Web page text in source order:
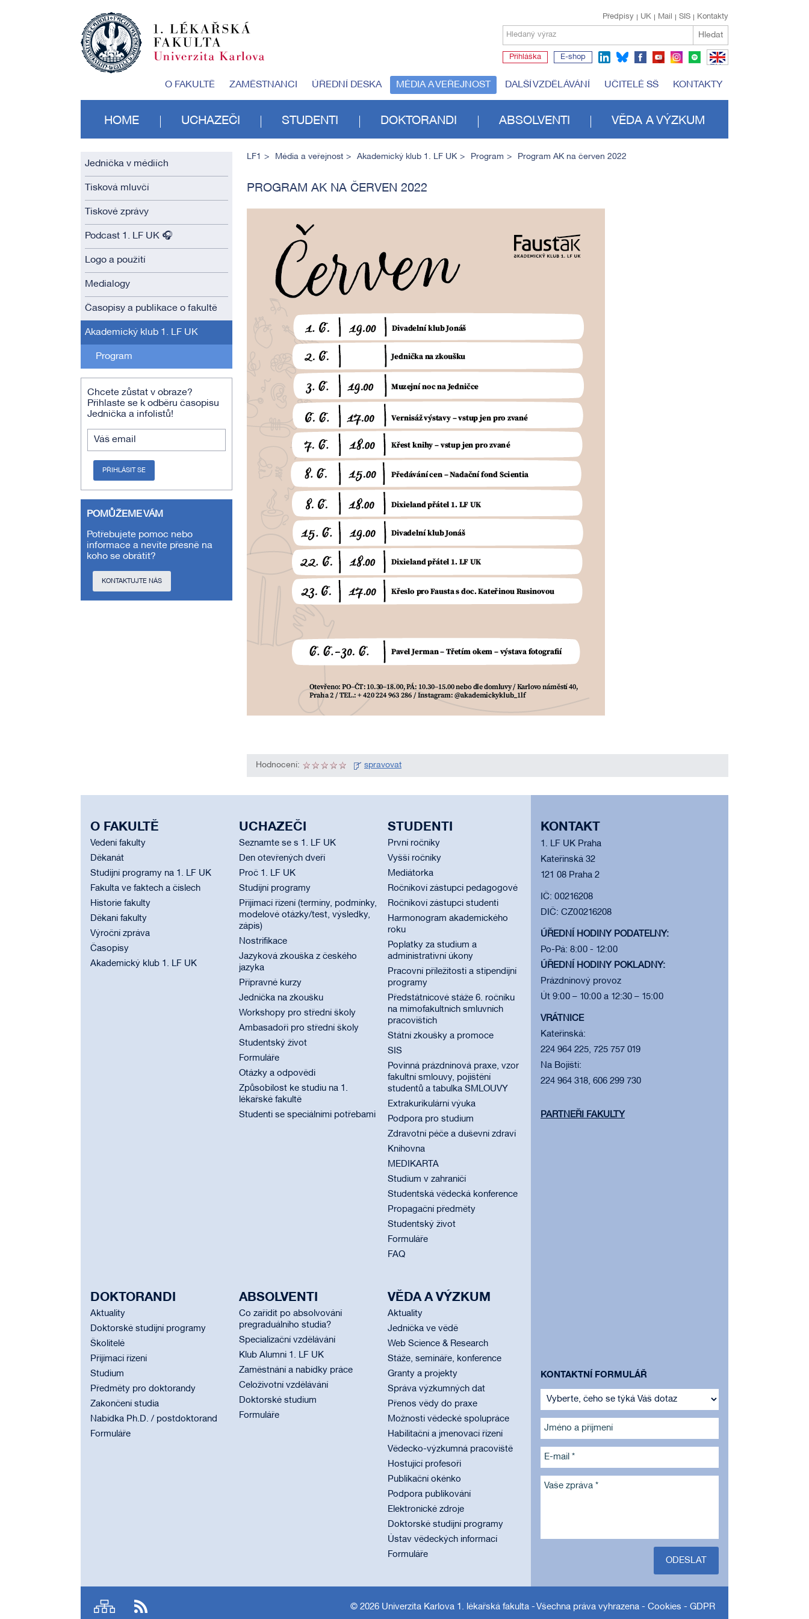
Kontakty
SIS
Mail
UK
Předpisy
Hledaný výraz Hledat
Přihláška E-shop
EN
O FAKULTĚ ZAMĚSTNANCI ÚŘEDNÍ DESKA MÉDIA A VEŘEJNOST DALŠÍ VZDĚLÁVÁNÍ UČITELÉ SŠ KONTAKTY
HOME UCHAZEČI STUDENTI DOKTORANDI ABSOLVENTI VĚDA A VÝZKUM
Jednička v médiích
Tisková mluvčí
Tiskové zprávy
Podcast 1. LF UK 🎧
Logo a použití
Medialogy
Časopisy a publikace o fakultě
Akademický klub 1. LF UK
Program
Chcete zůstat v obraze?
Přihlaste se k odběru časopisu
Jednička a infolistů!
Váš email
PŘIHLÁSIT SE
POMŮŽEME VÁM
Potřebujete pomoc nebo
informace a nevíte přesně na
koho se obrátit?
KONTAKTUJTE NÁS
LF1 Média a veřejnost Akademický klub 1. LF UK Program Program AK na červen 2022
PROGRAM AK NA ČERVEN 2022
Hodnocení: spravovat
O FAKULTĚ
Vedení fakulty
Děkanát
Studijní programy na 1. LF UK
Fakulta ve faktech a číslech
Historie fakulty
Děkani fakulty
Výroční zpráva
Časopisy
Akademický klub 1. LF UK
UCHAZEČI
Seznamte se s 1. LF UK
Den otevřených dveří
Proč 1. LF UK
Studijní programy
Přijímací řízení (termíny, podmínky,
modelové otázky/test, výsledky,
zápis)
Nostrifikace
Jazyková zkouška z českého
jazyka
Přípravné kurzy
Jednička na zkoušku
Workshopy pro střední školy
Ambasadoři pro střední školy
Studentský život
Formuláře
Otázky a odpovědi
Způsobilost ke studiu na 1.
lékařské fakultě
Studenti se speciálními potřebami
STUDENTI
První ročníky
Vyšší ročníky
Mediátorka
Ročníkoví zástupci pedagogové
Ročníkoví zástupci studenti
Harmonogram akademického
roku
Poplatky za studium a
administrativní úkony
Pracovní příležitosti a stipendijní
programy
Předstátnicové stáže 6. ročníku
na mimofakultních smluvních
pracovištích
Státní zkoušky a promoce
SIS
Povinná prázdninová praxe, vzor
fakultní smlouvy, pojištění
studentů a tabulka SMLOUVY
Extrakurikulární výuka
Podpora pro studium
Zdravotní péče a duševní zdraví
Knihovna
MEDIKARTA
Studium v zahraničí
Studentská vědecká konference
Propagační předměty
Studentský život
Formuláře
FAQ
DOKTORANDI
Aktuality
Doktorské studijní programy
Školitelé
Přijímací řízení
Studium
Předměty pro doktorandy
Zakončení studia
Nabídka Ph.D. / postdoktorand
Formuláře
ABSOLVENTI
Co zařídit po absolvování
pregraduálního studia?
Specializační vzdělávání
Klub Alumni 1. LF UK
Zaměstnání a nabídky práce
Celoživotní vzdělávání
Doktorské studium
Formuláře
VĚDA A VÝZKUM
Aktuality
Jednička ve vědě
Web Science & Research
Stáže, semináře, konference
Granty a projekty
Správa výzkumných dat
Přenos vědy do praxe
Možnosti vědecké spolupráce
Habilitační a jmenovací řízení
Vědecko-výzkumná pracoviště
Hostující profesoři
Publikační okénko
Podpora publikování
Elektronické zdroje
Doktorské studijní programy
Ústav vědeckých informací
Formuláře
KONTAKT
1. LF UK Praha
Kateřinská 32
121 08 Praha 2
IČ: 00216208
DIČ: CZ00216208
ÚŘEDNÍ HODINY PODATELNY:
Po-Pá: 8:00 - 12:00
ÚŘEDNÍ HODINY POKLADNY:
Prázdninový provoz
Út 9:00 – 10:00 a 12:30 – 15:00
VRÁTNICE
Kateřinská:
224 964 225, 725 757 019
Na Bojišti:
224 964 318, 606 299 730
PARTNEŘI FAKULTY
KONTAKTNÍ FORMULÁŘ
Jméno a příjmení
E-mail *
Vaše zpráva *
ODESLAT
© 2026 Univerzita Karlova 1. lékařská fakulta - Všechna práva vyhrazena - Cookies - GDPR